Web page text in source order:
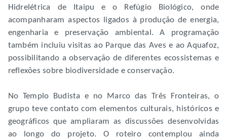
Hidrelétrica de Itaipu e o Refúgio Biológico, onde
acompanharam aspectos ligados à produção de energia,
engenharia e preservação ambiental. A programação
também incluiu visitas ao Parque das Aves e ao Aquafoz,
possibilitando a observação de diferentes ecossistemas e
reflexões sobre biodiversidade e conservação.
No Templo Budista e no Marco das Três Fronteiras, o
grupo teve contato com elementos culturais, históricos e
geográficos que ampliaram as discussões desenvolvidas
ao longo do projeto. O roteiro contemplou ainda